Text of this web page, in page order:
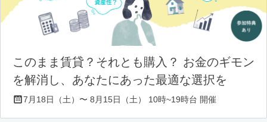
このまま賃貸？それとも購入？ お金のギモン
を解消し、あなたにあった最適な選択を
7月18日（土）〜 8月15日（土） 10時~19時台 開催